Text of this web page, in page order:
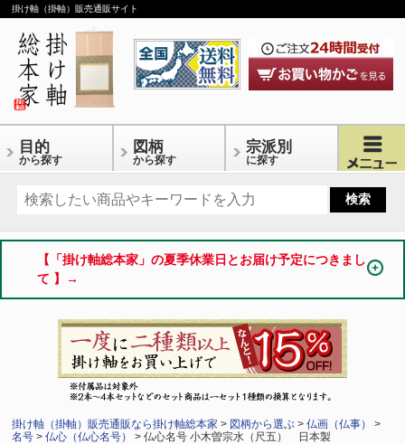
掛け軸（掛軸）販売通販サイト
目的
から探す
図柄
から探す
宗派別
に探す
【「掛け軸総本家」の夏季休業日とお届け予定につきまし
て 】→
掛け軸（掛軸）販売通販なら掛け軸総本家 > 図柄から選ぶ >仏画（仏事）
>
名号 >仏心（仏心名号） > 仏心名号 小木曽宗水（尺五） 日本製